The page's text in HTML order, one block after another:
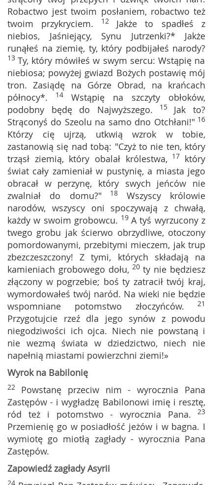
Robactwo jest twoim posłaniem, robactwo też
twoim przykryciem. 12 Jakże to spadłeś z
niebios, Jaśniejący, Synu Jutrzenki?* Jakże
runąłeś na ziemię, ty, który podbijałeś narody?
13Ty, który mówiłeś w swym sercu: Wstąpię na
niebiosa; powyżej gwiazd Bożych postawię mój
tron. Zasiądę na Górze Obrad, na krańcach
północy*. 14 Wstąpię na szczyty obłoków,
podobny będę do Najwyższego. 15 Jak to?
Strąconyś do Szeolu na samo dno Otchłani!" 16
Którzy cię ujrzą, utkwią wzrok w tobie,
zastanowią się nad tobą: "Czyż to nie ten, który
trząsł ziemią, który obalał królestwa, 17 który
świat cały zamieniał w pustynię, a miasta jego
obracał w perzynę, który swych jeńców nie
zwalniał do domu?" 18 Wszyscy królowie
narodów, wszyscy oni spoczywają z chwałą,
każdy w swoim grobowcu. 19 A tyś wyrzucony z
twego grobu jak ścierwo obrzydliwe, otoczony
pomordowanymi, przebitymi mieczem, jak trup
zbezczeszczony! Z tymi, których składają na
kamieniach grobowego dołu, 20 ty nie będziesz
złączony w pogrzebie; boś ty zatracił twój kraj,
wymordowałeś twój naród. Na wieki nie będzie
wspomniane potomstwo złoczyńców. 21
Przygotujcie rzeź dla jego synów z powodu
niegodziwości ich ojca. Niech nie powstaną i
nie wezmą świata w dziedzictwo, niech nie
napełnią miastami powierzchni ziemi!»
Wyrok na Babilonię
22 Powstanę przeciw nim - wyrocznia Pana
Zastępów - i wygładzę Babilonowi imię i resztę,
ród też i potomstwo - wyrocznia Pana. 23
Przemienię go w posiadłość jeżów i w bagna. I
wymiotę go miotłą zagłady - wyrocznia Pana
Zastępów.
Zapowiedź zagłady Asyrii
24